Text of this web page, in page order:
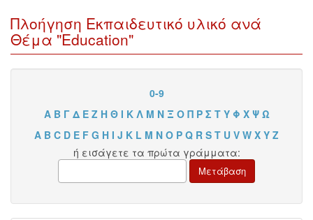
Πλοήγηση Εκπαιδευτικό υλικό ανά
Θέμα "Education"
0-9
Α Β Γ Δ Ε Ζ Η Θ Ι Κ Λ Μ Ν Ξ Ο Π Ρ Σ Τ Υ Φ Χ Ψ Ω
A B C D E F G H I J K L M N O P Q R S T U V W X Y Z
ή εισάγετε τα πρώτα γράμματα: